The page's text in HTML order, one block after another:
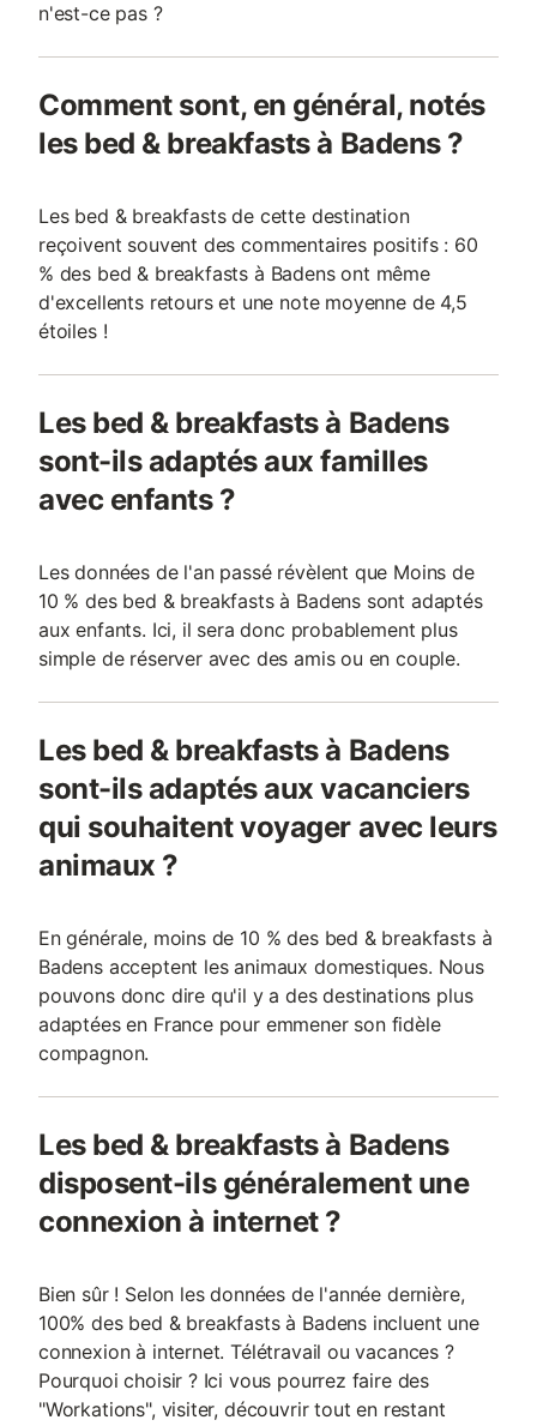
n'est-ce pas ?
Comment sont, en général, notés
les bed & breakfasts à Badens ?
Les bed & breakfasts de cette destination
reçoivent souvent des commentaires positifs : 60
% des bed & breakfasts à Badens ont même
d'excellents retours et une note moyenne de 4,5
étoiles !
Les bed & breakfasts à Badens
sont-ils adaptés aux familles
avec enfants ?
Les données de l'an passé révèlent que Moins de
10 % des bed & breakfasts à Badens sont adaptés
aux enfants. Ici, il sera donc probablement plus
simple de réserver avec des amis ou en couple.
Les bed & breakfasts à Badens
sont-ils adaptés aux vacanciers
qui souhaitent voyager avec leurs
animaux ?
En générale, moins de 10 % des bed & breakfasts à
Badens acceptent les animaux domestiques. Nous
pouvons donc dire qu'il y a des destinations plus
adaptées en France pour emmener son fidèle
compagnon.
Les bed & breakfasts à Badens
disposent-ils généralement une
connexion à internet ?
Bien sûr ! Selon les données de l'année dernière,
100% des bed & breakfasts à Badens incluent une
connexion à internet. Télétravail ou vacances ?
Pourquoi choisir ? Ici vous pourrez faire des
"Workations", visiter, découvrir tout en restant